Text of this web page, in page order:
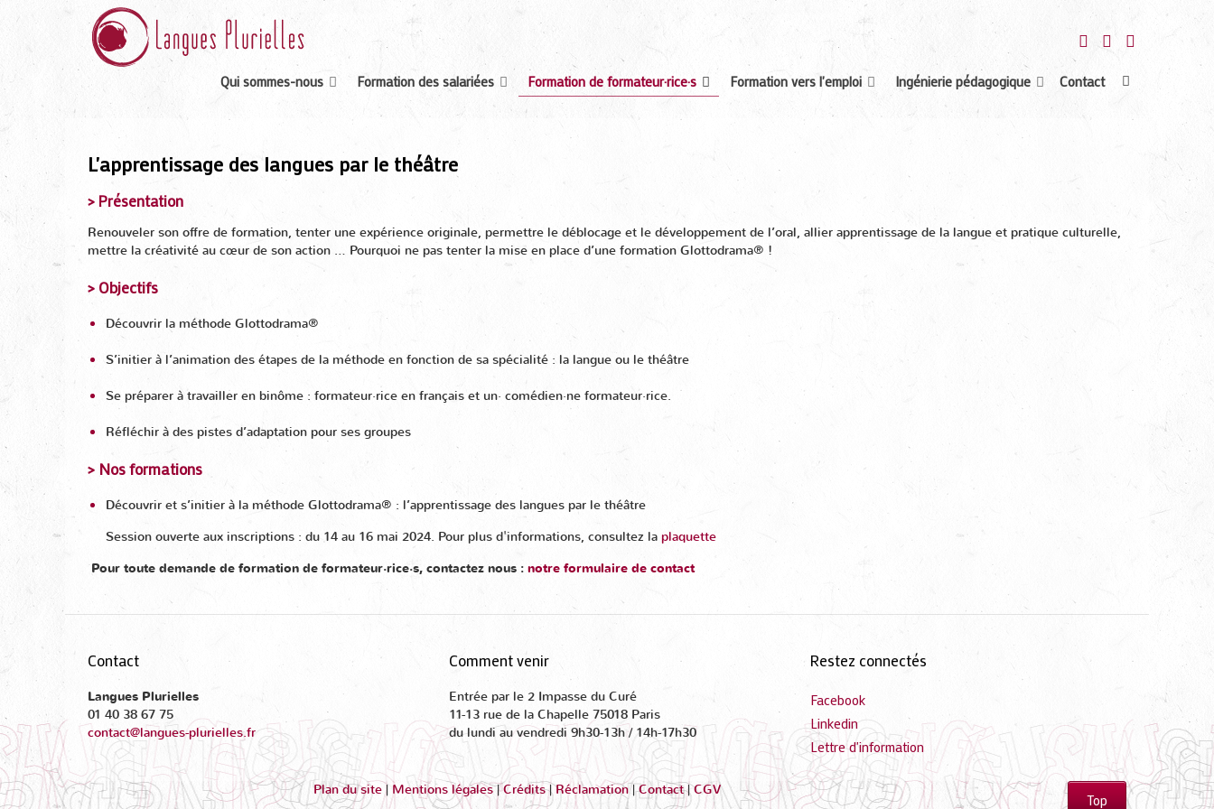
Qui sommes-nous Formation des salariées Formation de formateur·rice·s Formation vers l'emploi Ingénierie pédagogique Contact
L'apprentissage des langues par le théâtre
> Présentation
Renouveler son offre de formation, tenter une expérience originale, permettre le déblocage et le développement de l’oral, allier apprentissage de la langue et pratique culturelle,
mettre la créativité au cœur de son action … Pourquoi ne pas tenter la mise en place d’une formation Glottodrama® !
> Objectifs
Découvrir la méthode Glottodrama®
S’initier à l’animation des étapes de la méthode en fonction de sa spécialité : la langue ou le théâtre
Se préparer à travailler en binôme : formateur·rice en français et un· comédien·ne formateur·rice.
Réfléchir à des pistes d’adaptation pour ses groupes
> Nos formations
Découvrir et s’initier à la méthode Glottodrama® : l’apprentissage des langues par le théâtre
Session ouverte aux inscriptions : du 14 au 16 mai 2024. Pour plus d'informations, consultez la plaquette
Pour toute demande de formation de formateur·rice·s, contactez nous : notre formulaire de contact
Contact
Langues Plurielles
01 40 38 67 75
contact@langues-plurielles.fr
Comment venir
Entrée par le 2 Impasse du Curé
11-13 rue de la Chapelle 75018 Paris
du lundi au vendredi 9h30-13h / 14h-17h30
Restez connectés
Facebook
Linkedin
Lettre d'information
Plan du site| Mentions légales|Crédits|Réclamation|Contact|CGV
Top